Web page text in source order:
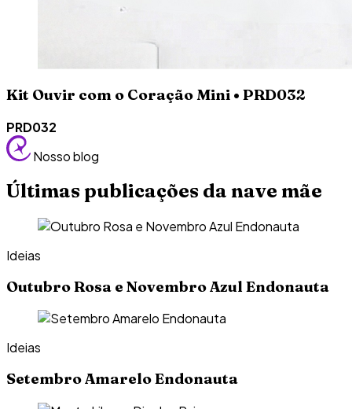
Kit Ouvir com o Coração Mini • PRD032
PRD032
Nosso blog
Últimas publicações da nave mãe
Ideias
Outubro Rosa e Novembro Azul Endonauta
Ideias
Setembro Amarelo Endonauta